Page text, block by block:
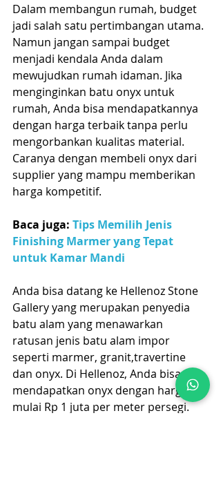
Dalam membangun rumah, budget
jadi salah satu pertimbangan utama.
Namun jangan sampai budget
menjadi kendala Anda dalam
mewujudkan rumah idaman. Jika
menginginkan batu onyx untuk
rumah, Anda bisa mendapatkannya
dengan harga terbaik tanpa perlu
mengorbankan kualitas material.
Caranya dengan membeli onyx dari
supplier yang mampu memberikan
harga kompetitif.
Baca juga: Tips Memilih Jenis
Finishing Marmer yang Tepat
untuk Kamar Mandi
Anda bisa datang ke Hellenoz Stone
Gallery yang merupakan penyedia
batu alam yang menawarkan
ratusan jenis batu alam impor
seperti marmer, granit,travertine
dan onyx. Di Hellenoz, Anda bisa
mendapatkan onyx dengan harga
mulai Rp 1 juta per meter persegi.